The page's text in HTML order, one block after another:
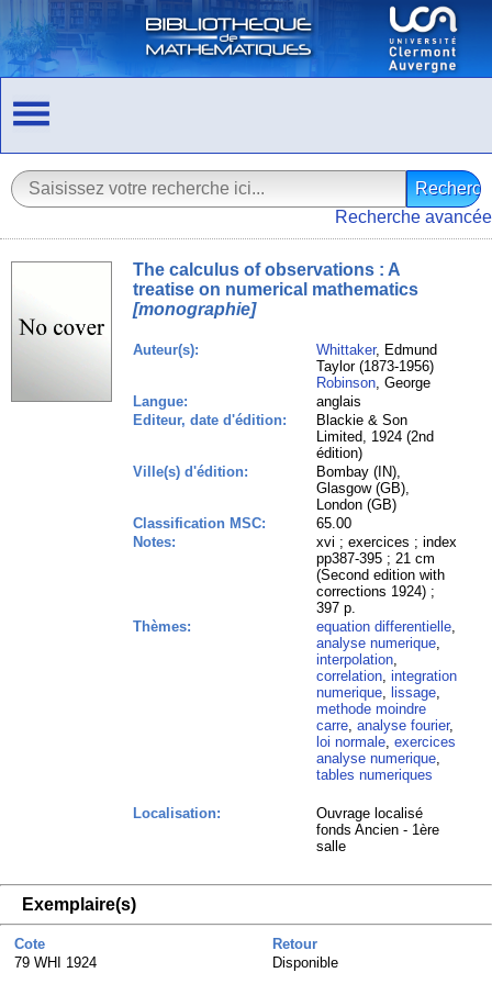
Recherche avancée
The calculus of observations : A
treatise on numerical mathematics
[monographie]
Auteur(s): Whittaker, Edmund
Taylor (1873-1956)
Robinson, George
Langue:
anglais
Editeur, date d'édition:
Blackie & Son
Limited, 1924 (2nd
édition)
Ville(s) d'édition:
Bombay (IN),
Glasgow (GB),
London (GB)
Classification MSC:
65.00
Notes:
xvi ; exercices ; index
pp387-395 ; 21 cm
(Second edition with
corrections 1924) ;
397 p.
Thèmes:
equation differentielle,
analyse numerique,
interpolation,
correlation,integration
numerique, lissage,
methode moindre
carre,analyse fourier,
loi normale,exercices
analyse numerique,
tables numeriques
Localisation:
Ouvrage localisé
fonds Ancien - 1ère
salle
Exemplaire(s)
Cote
Retour
79 WHI 1924
Disponible